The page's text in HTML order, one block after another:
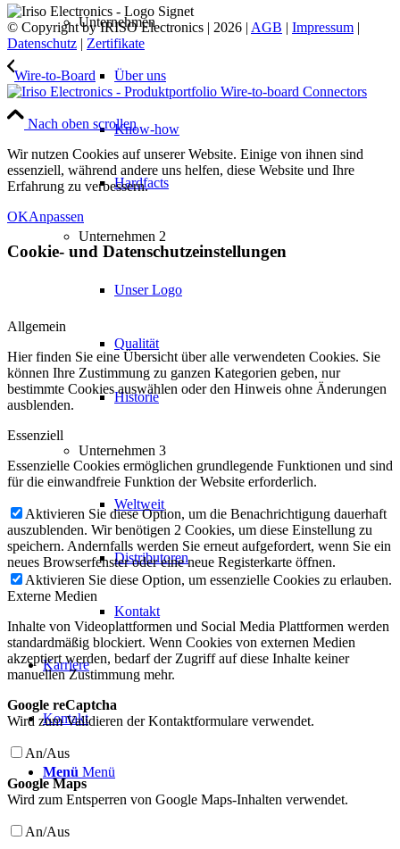
Unternehmen
Über uns
Know-how
Hardfacts
Unternehmen 2
Unser Logo
Qualität
Historie
Unternehmen 3
Weltweit
Distributoren
Kontakt
Karriere
Kontakt
Menü Menü
© Copyright by IRISO Electronics | 2026 | AGB | Impressum |
Datenschutz | Zertifikate
Wire-to-Board
Nach oben scrollen
Wir nutzen Cookies auf unserer Website. Einige von ihnen sind
essenziell, während andere uns helfen, diese Website und Ihre
Erfahrung zu verbessern.
OKAnpassen
Cookie- und Datenschutzeinstellungen
Allgemein
Hier finden Sie eine Übersicht über alle verwendeten Cookies. Sie
können Ihre Zustimmung zu ganzen Kategorien geben, nur
bestimmte Cookies auswählen oder den Hinweis ohne Änderungen
ausblenden.
Essenziell
Essenzielle Cookies ermöglichen grundlegende Funktionen und sind
für die einwandfreie Funktion der Website erforderlich.
Aktivieren Sie diese Option, um die Benachrichtigung dauerhaft
auszublenden. Wir benötigen 2 Cookies, um diese Einstellung zu
speichern. Andernfalls werden Sie erneut aufgefordert, wenn Sie ein
neues Browserfenster oder eine neue Registerkarte öffnen.
Aktivieren Sie diese Option, um essenzielle Cookies zu erlauben.
Externe Medien
Inhalte von Videoplattformen und Social Media Plattformen werden
standardmäßig blockiert. Wenn Cookies von externen Medien
akzeptiert werden, bedarf der Zugriff auf diese Inhalte keiner
manuellen Zustimmung mehr.
Google reCaptcha
Wird zum Validieren der Kontaktformulare verwendet.
An/Aus
Google Maps
Wird zum Entsperren von Google Maps-Inhalten verwendet.
An/Aus